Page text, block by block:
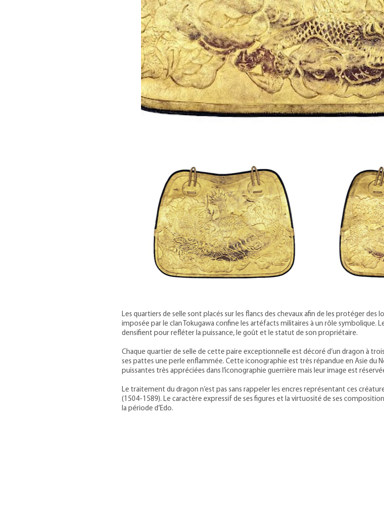
Les quartiers de selle sont placés sur les flancs des chevaux afin de les protéger des
imposée par le clan Tokugawa confine les artéfacts militaires à un rôle symbolique.
densifient pour refléter la puissance, le goût et le statut de son propriétaire.
Chaque quartier de selle de cette paire exceptionnelle est décoré d’un dragon à
ses pattes une perle enflammée. Cette iconographie est très répandue en Asie du
puissantes très appréciées dans l’iconographie guerrière mais leur image est
Le traitement du dragon n’est pas sans rappeler les encres représentant ces
(1504-1589). Le caractère expressif de ses figures et la virtuosité de ses
la période d’Edo.